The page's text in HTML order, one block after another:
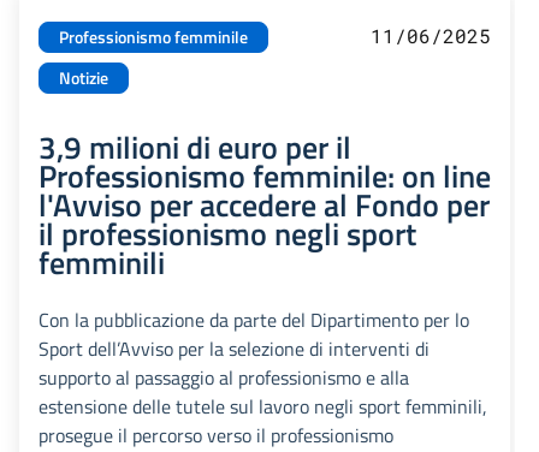
Professionismo femminile
Notizie
11/06/2025
3,9 milioni di euro per il
Professionismo femminile: on line
l'Avviso per accedere al Fondo per
il professionismo negli sport
femminili
Con la pubblicazione da parte del Dipartimento per lo
Sport dell’Avviso per la selezione di interventi di
supporto al passaggio al professionismo e alla
estensione delle tutele sul lavoro negli sport femminili,
prosegue il percorso verso il professionismo